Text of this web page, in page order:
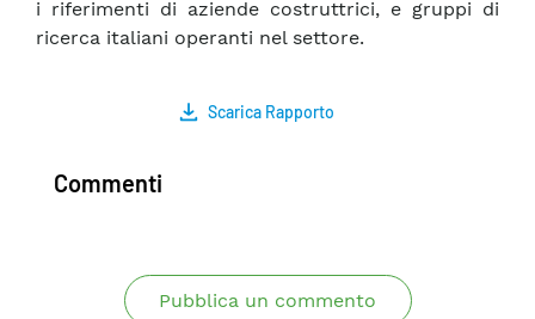
i riferimenti di aziende costruttrici, e gruppi di
ricerca italiani operanti nel settore.
Scarica Rapporto
Commenti
Pubblica un commento